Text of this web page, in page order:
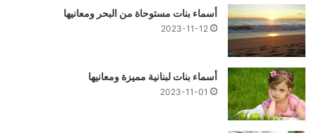
أسماء بنات مستوحاة من البحر ومعانيها
2023-11-12
أسماء بنات لبنانية مميزة ومعانيها
2023-11-01